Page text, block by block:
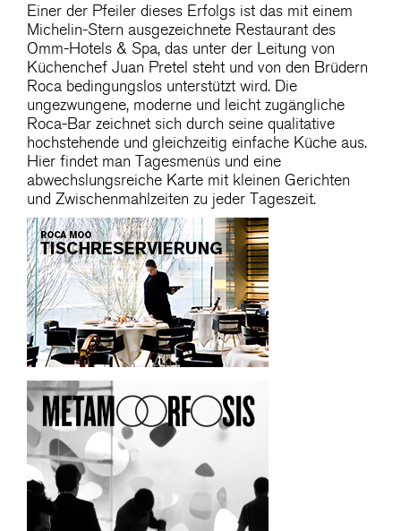
Einer der Pfeiler dieses Erfolgs ist das mit einem
Michelin-Stern ausgezeichnete Restaurant des
Omm-Hotels & Spa, das unter der Leitung von
Küchenchef Juan Pretel steht und von den Brüdern
Roca bedingungslos unterstützt wird. Die
ungezwungene, moderne und leicht zugängliche
Roca-Bar zeichnet sich durch seine qualitative
hochstehende und gleichzeitig einfache Küche aus.
Hier findet man Tagesmenüs und eine
abwechslungsreiche Karte mit kleinen Gerichten
und Zwischenmahlzeiten zu jeder Tageszeit.